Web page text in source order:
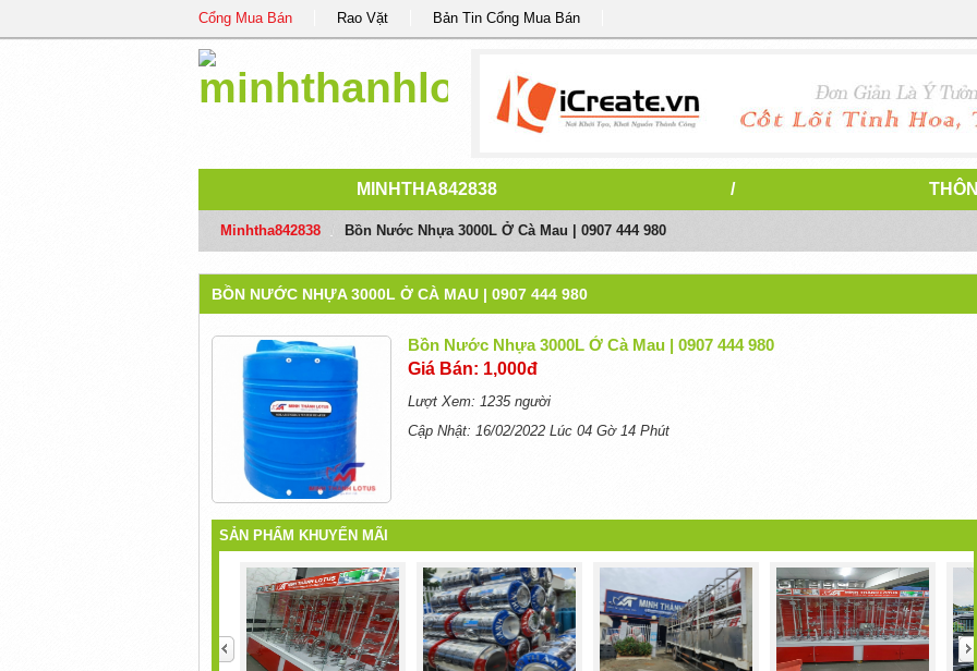
Cổng Mua Bán Rao Vặt Bản Tin Cổng Mua Bán
MINHTHA842838 /
Minhtha842838 Bồn Nước Nhựa 3000L Ở Cà Mau | 0907 444 980
BỒN NƯỚC NHỰA 3000L Ở CÀ MAU | 0907 444 980
Bồn Nước Nhựa 3000L Ở Cà Mau | 0907 444 980
Giá Bán: 1,000đ
Lượt Xem: 1235 người
Cập Nhật: 16/02/2022 Lúc 04 Gờ 14 Phút
SẢN PHẨM KHUYẾN MÃI